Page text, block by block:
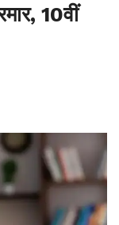
10वीं